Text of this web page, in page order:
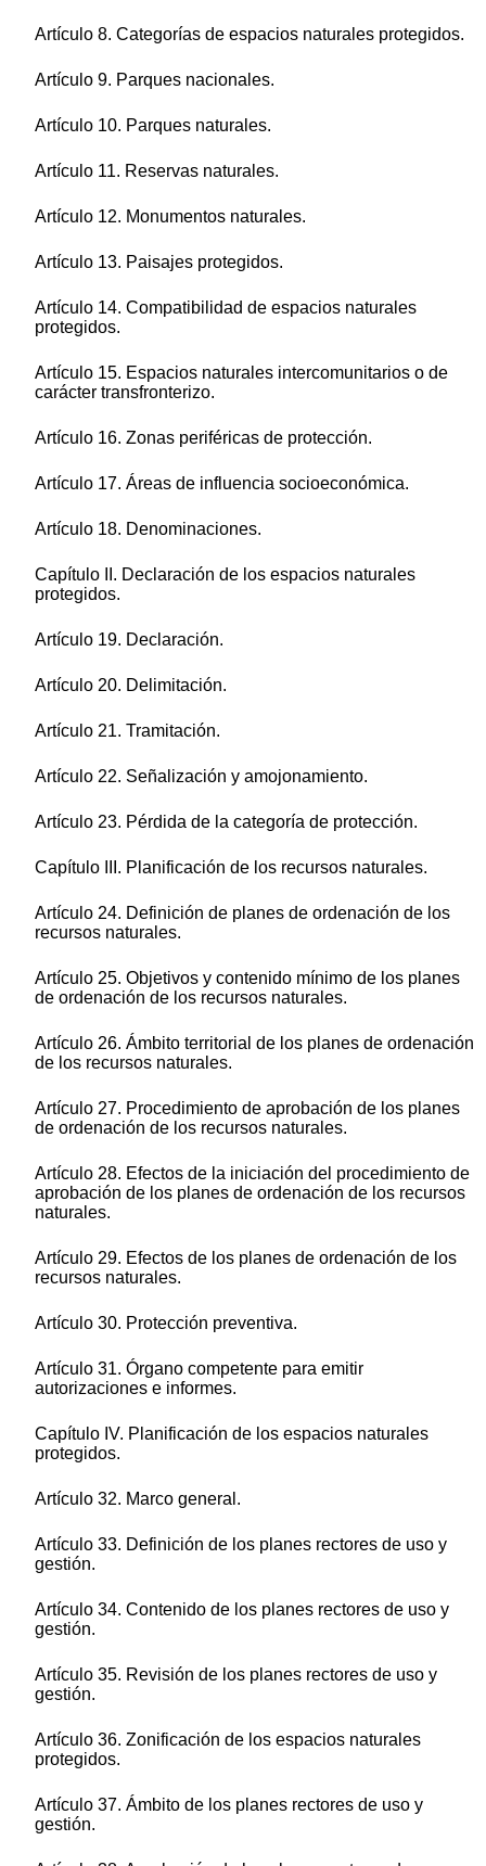
Artículo 8. Categorías de espacios naturales protegidos.
Artículo 9. Parques nacionales.
Artículo 10. Parques naturales.
Artículo 11. Reservas naturales.
Artículo 12. Monumentos naturales.
Artículo 13. Paisajes protegidos.
Artículo 14. Compatibilidad de espacios naturales
protegidos.
Artículo 15. Espacios naturales intercomunitarios o de
carácter transfronterizo.
Artículo 16. Zonas periféricas de protección.
Artículo 17. Áreas de influencia socioeconómica.
Artículo 18. Denominaciones.
Capítulo II. Declaración de los espacios naturales
protegidos.
Artículo 19. Declaración.
Artículo 20. Delimitación.
Artículo 21. Tramitación.
Artículo 22. Señalización y amojonamiento.
Artículo 23. Pérdida de la categoría de protección.
Capítulo III. Planificación de los recursos naturales.
Artículo 24. Definición de planes de ordenación de los
recursos naturales.
Artículo 25. Objetivos y contenido mínimo de los planes
de ordenación de los recursos naturales.
Artículo 26. Ámbito territorial de los planes de ordenación
de los recursos naturales.
Artículo 27. Procedimiento de aprobación de los planes
de ordenación de los recursos naturales.
Artículo 28. Efectos de la iniciación del procedimiento de
aprobación de los planes de ordenación de los recursos
naturales.
Artículo 29. Efectos de los planes de ordenación de los
recursos naturales.
Artículo 30. Protección preventiva.
Artículo 31. Órgano competente para emitir
autorizaciones e informes.
Capítulo IV. Planificación de los espacios naturales
protegidos.
Artículo 32. Marco general.
Artículo 33. Definición de los planes rectores de uso y
gestión.
Artículo 34. Contenido de los planes rectores de uso y
gestión.
Artículo 35. Revisión de los planes rectores de uso y
gestión.
Artículo 36. Zonificación de los espacios naturales
protegidos.
Artículo 37. Ámbito de los planes rectores de uso y
gestión.